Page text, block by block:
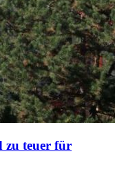
zu teuer für